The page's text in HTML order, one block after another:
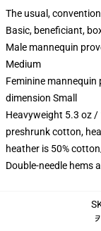
The usual,
Basic, beneficiant,
Male mannequin
Medium
Feminine mannequin
dimension Small
Heavyweight 5.3 oz
preshrunk cotton,
heather is 50%
Double-needle hems